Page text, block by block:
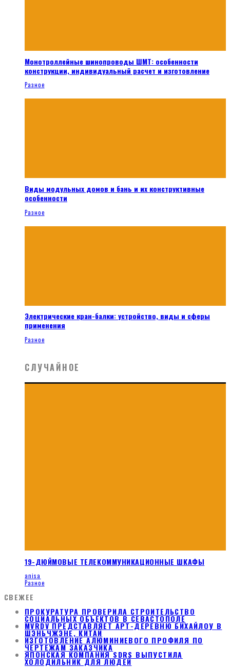
Монотроллейные шинопроводы ШМТ: особенности
конструкции, индивидуальный расчет и изготовление
Разное
Виды модульных домов и бань и их конструктивные
особенности
Разное
Электрические кран-балки: устройство, виды и сферы
применения
Разное
СЛУЧАЙНОЕ
19-ДЮЙМОВЫЕ ТЕЛЕКОММУНИКАЦИОННЫЕ ШКАФЫ
anisa
Разное
СВЕЖЕЕ
ПРОКУРАТУРА ПРОВЕРИЛА СТРОИТЕЛЬСТВО
СОЦИАЛЬНЫХ ОБЪЕКТОВ В СЕВАСТОПОЛЕ
MVRDV ПРЕДСТАВЛЯЕТ АРТ-ДЕРЕВНЮ БИХАЙЛОУ В
ШЭНЬЧЖЭНЕ, КИТАЙ
ИЗГОТОВЛЕНИЕ АЛЮМИНИЕВОГО ПРОФИЛЯ ПО
ЧЕРТЕЖАМ ЗАКАЗЧИКА
ЯПОНСКАЯ КОМПАНИЯ SDRS ВЫПУСТИЛА
ХОЛОДИЛЬНИК ДЛЯ ЛЮДЕЙ